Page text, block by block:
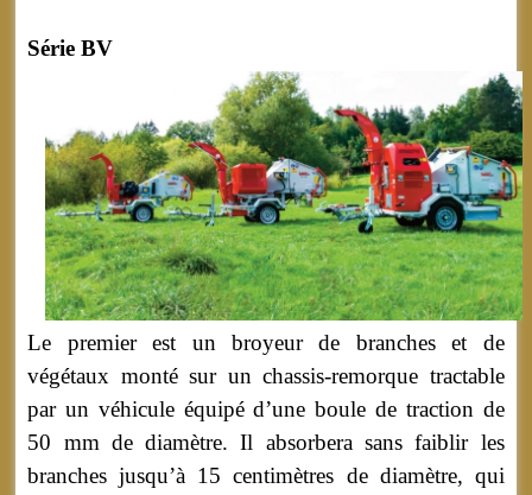
Série BV
Le premier est un broyeur de branches et de
végétaux monté sur un chassis-remorque tractable
par un véhicule équipé d’une boule de traction de
50 mm de diamètre. Il absorbera sans faiblir les
branches jusqu’à 15 centimètres de diamètre, qui